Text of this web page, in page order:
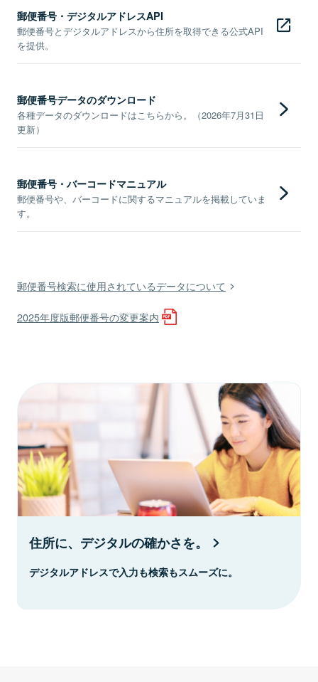
郵便番号・デジタルアドレスAPI
郵便番号とデジタルアドレスから住所を取得できる公式API
を提供。
郵便番号データのダウンロード
各種データのダウンロードはこちらから。（2026年7月31日
更新）
郵便番号・バーコードマニュアル
郵便番号や、バーコードに関するマニュアルを掲載していま
す。
郵便番号検索に使用されているデータについて
2025年度版郵便番号の変更案内
住所に、デジタルの確かさを。
デジタルアドレスで入力も検索もスムーズに。